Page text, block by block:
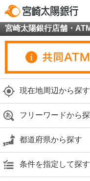
宮崎太陽銀行店舗・
現在地周辺から探す
フリーワードから
都道府県から探す
条件を指定して探す